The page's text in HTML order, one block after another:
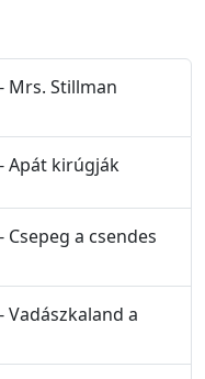
Mrs. Stillman
Apát kirúgják
Csepeg a csendes
Vadászkaland a